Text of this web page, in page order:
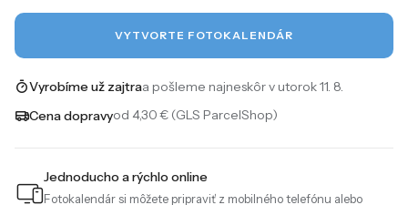
VYTVORTE FOTOKALENDÁR
Vyrobíme už zajtraa pošleme najneskôr v utorok 11. 8.
Cena dopravyod 4,30 € (GLS ParcelShop)
Jednoducho a rýchlo online
Fotokalendár si môžete pripraviť z mobilného telefónu alebo